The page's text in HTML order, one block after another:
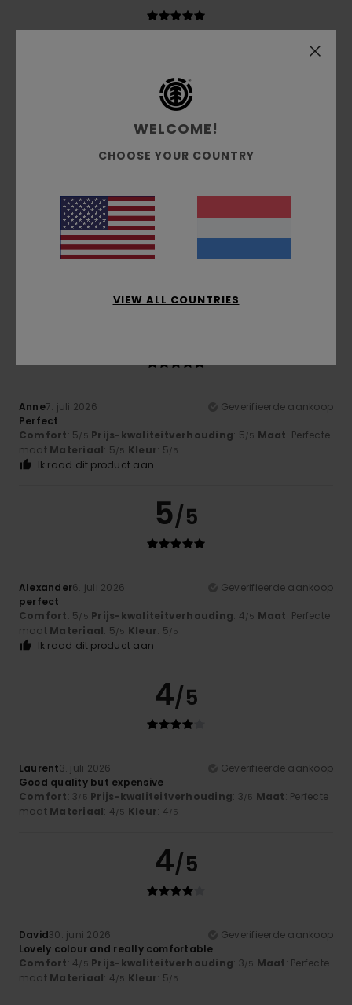
Geverifieerde aankoop
: 5/5
5/5
9. juli 2026
top quality
Comfort: 5/5 Prijs-kwaliteitverhouding
Anne7. juli 2026
Geverifieerde aankoop
Perfect
Comfort: 5/5 Prijs-kwaliteitverhouding: 5/5 Maat: Perfecte
maat Materiaal: 5/5 Kleur: 5/5
Ik raad dit product aan
5/5
Alexander6. juli 2026
Geverifieerde aankoop
perfect
Comfort: 5/5 Prijs-kwaliteitverhouding: 4/5 Maat: Perfecte
maat Materiaal: 5/5 Kleur: 5/5
Ik raad dit product aan
4/5
Laurent3. juli 2026
Geverifieerde aankoop
Good quality but expensive
Comfort: 3/5 Prijs-kwaliteitverhouding: 3/5 Maat: Perfecte
maat Materiaal: 4/5 Kleur: 4/5
4/5
David30. juni 2026
Geverifieerde aankoop
Lovely colour and really comfortable
Comfort: 4/5 Prijs-kwaliteitverhouding: 3/5 Maat: Perfecte
maat Materiaal: 4/5 Kleur: 5/5
WELCOME!
CHOOSE YOUR COUNTRY
VIEW ALL COUNTRIES